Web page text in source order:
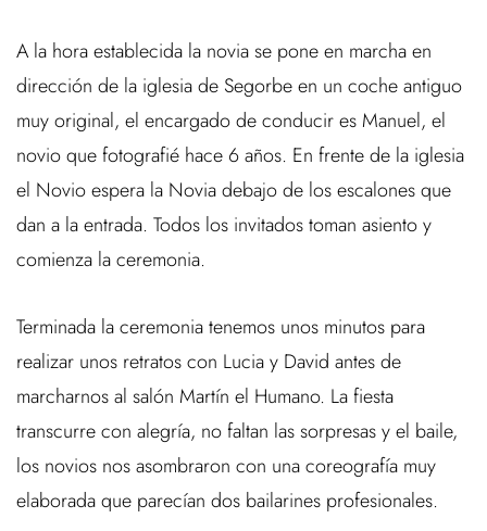
A la hora establecida la novia se pone en marcha en
dirección de la iglesia de Segorbe en un coche antiguo
muy original, el encargado de conducir es Manuel, el
novio que fotografié hace 6 años. En frente de la iglesia
el Novio espera la Novia debajo de los escalones que
dan a la entrada. Todos los invitados toman asiento y
comienza la ceremonia.
Terminada la ceremonia tenemos unos minutos para
realizar unos retratos con Lucia y David antes de
marcharnos al salón Martín el Humano. La fiesta
transcurre con alegría, no faltan las sorpresas y el baile,
los novios nos asombraron con una coreografía muy
elaborada que parecían dos bailarines profesionales.